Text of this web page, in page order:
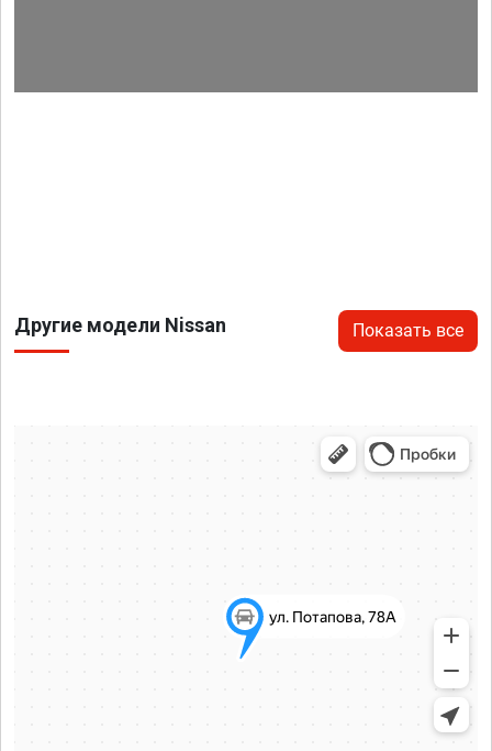
Другие модели Nissan Показать все